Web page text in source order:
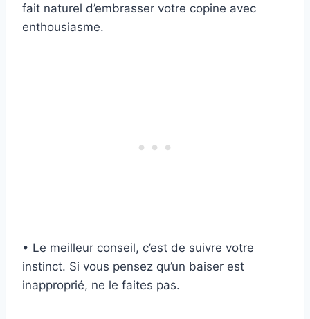
fait naturel d’embrasser votre copine avec
enthousiasme.
• Le meilleur conseil, c’est de suivre votre
instinct. Si vous pensez qu’un baiser est
inapproprié, ne le faites pas.